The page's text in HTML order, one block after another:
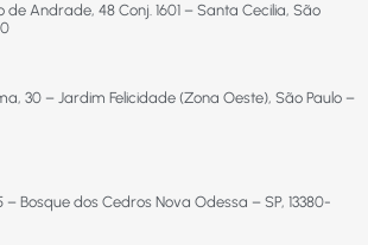
de Andrade, 48 Conj. 1601 – Santa Cecilia, São
30 – Jardim Felicidade (Zona Oeste), São Paulo –
– Bosque dos Cedros Nova Odessa – SP, 13380-